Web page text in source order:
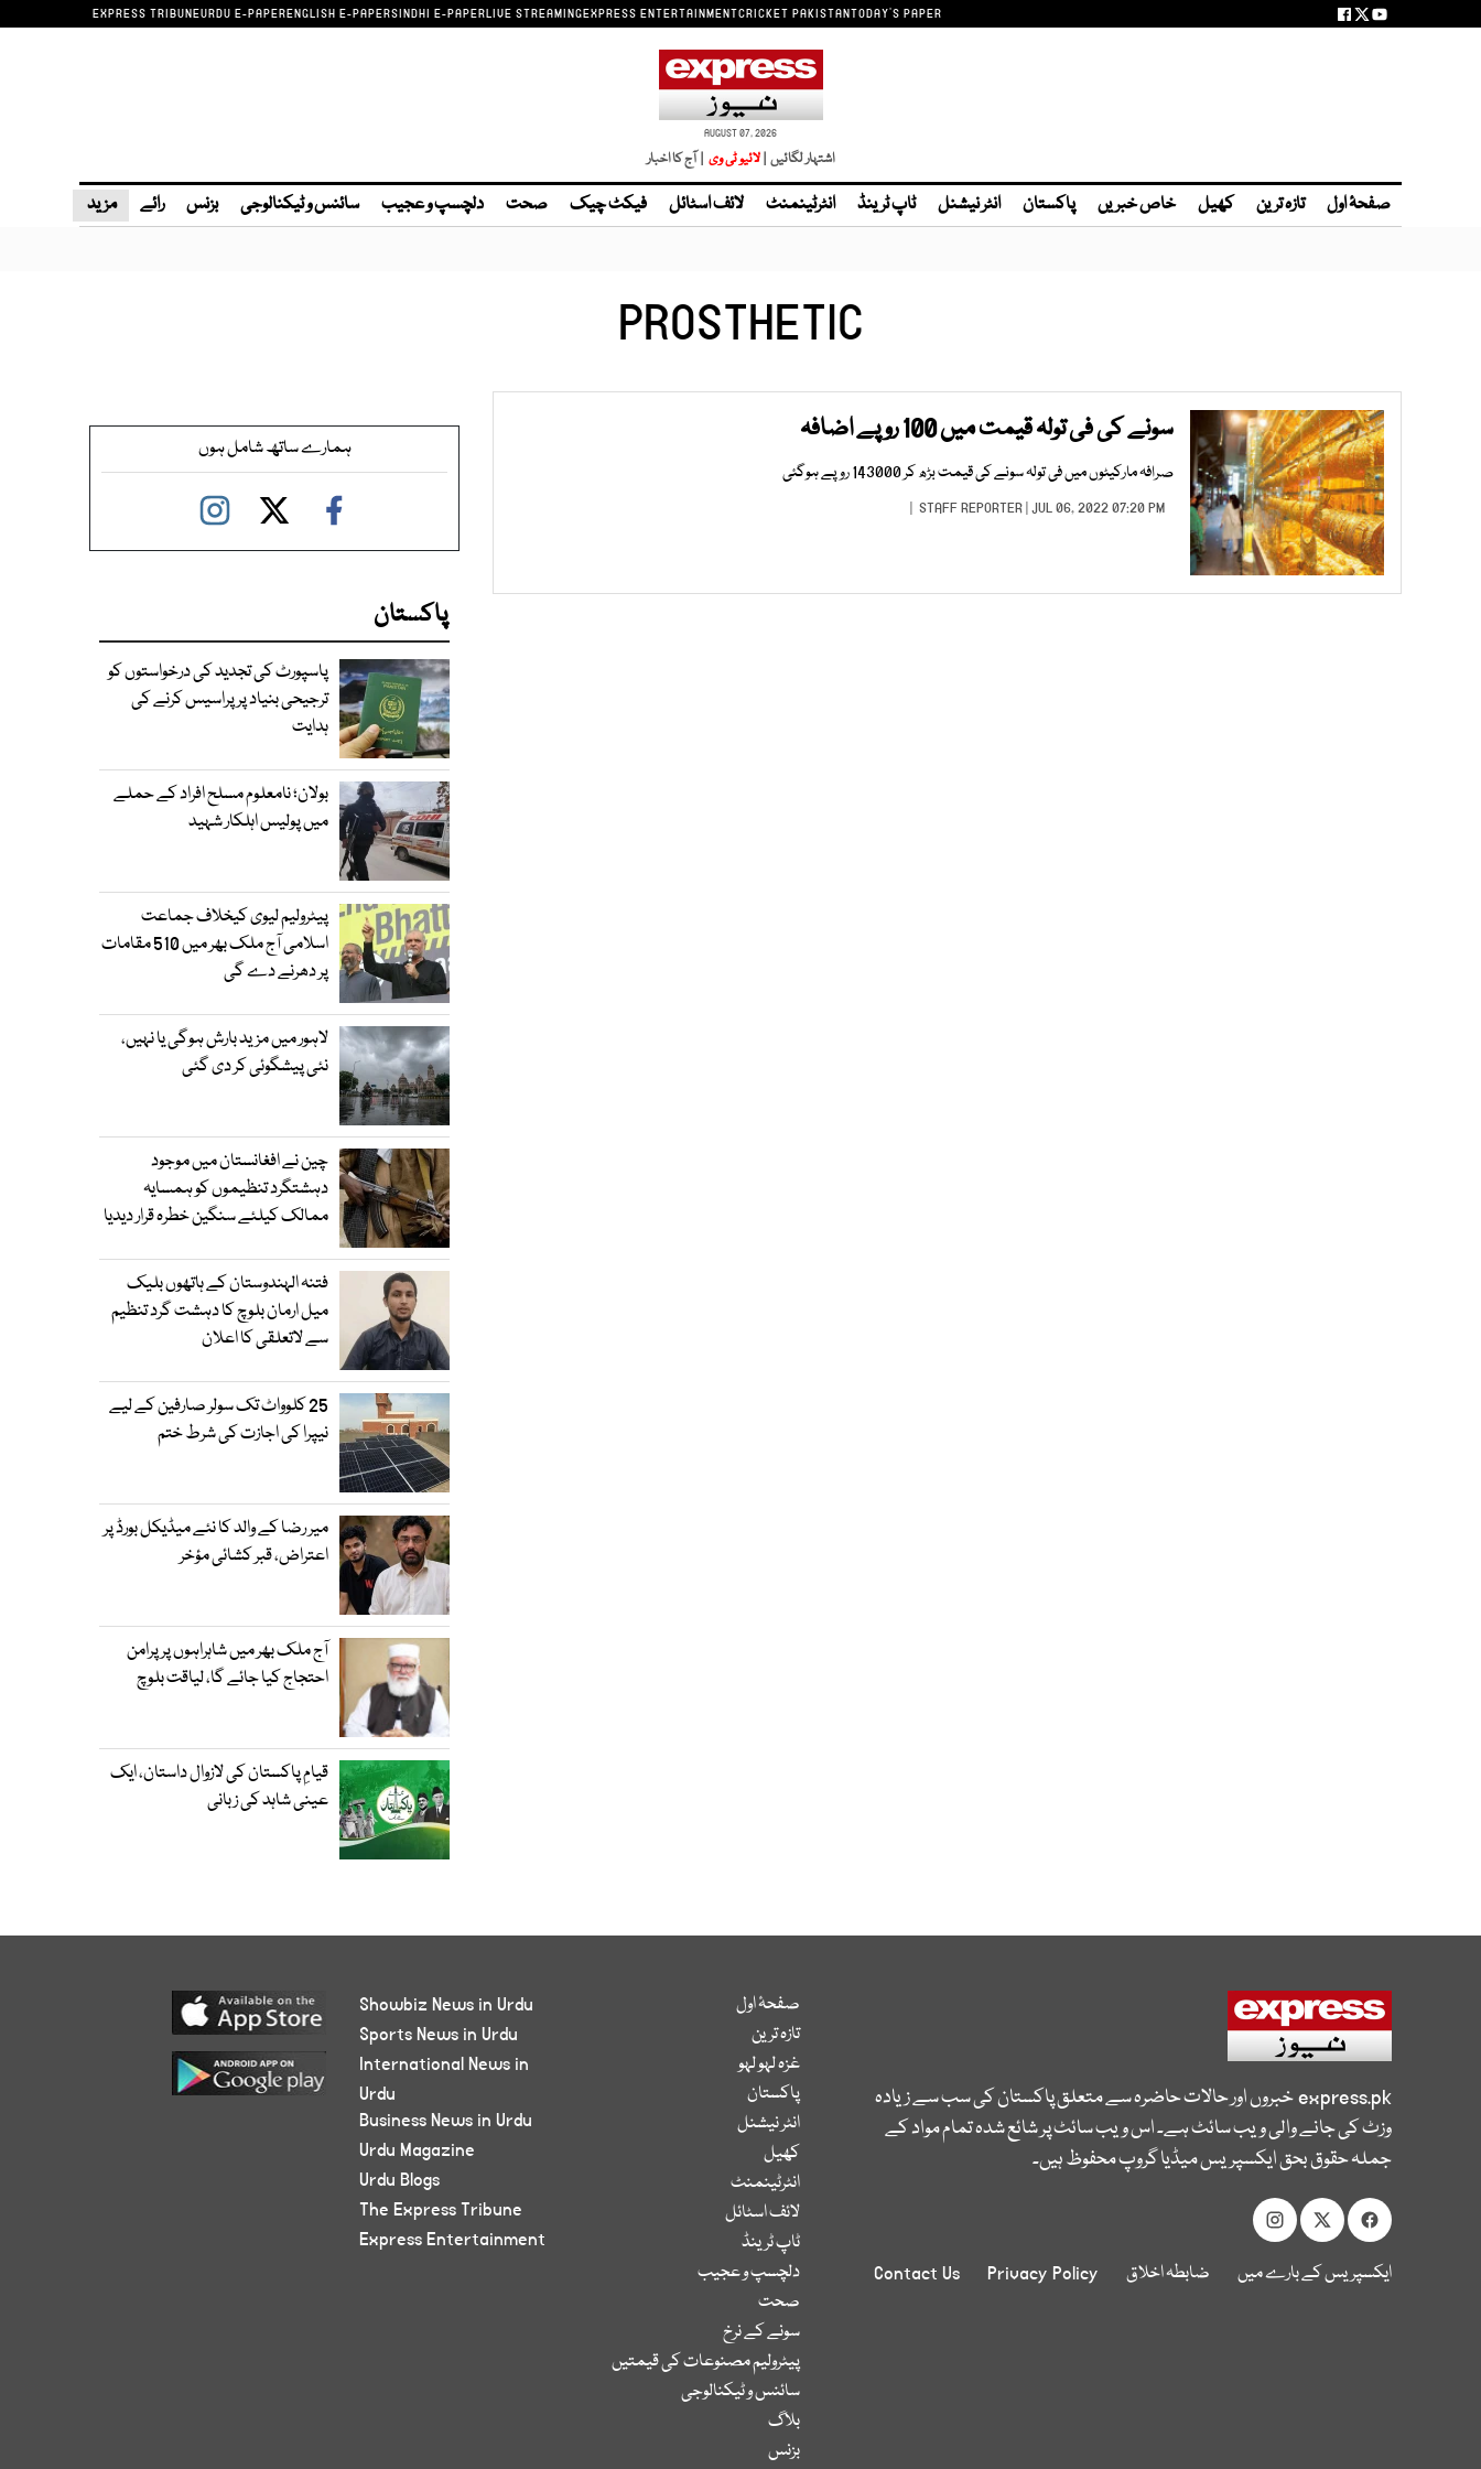
EXPRESS TRIBUNEURDU E-PAPERENGLISH E-PAPERSINDHI E-PAPERLIVE STREAMINGEXPRESS ENTERTAINMENTCRICKET PAKISTANTODAY'S PAPER
AUGUST 07, 2026
اشتہار لگائیں | | آج کا اخبار
صفحۂ اول تازہ ترین کھیل خاص خبریں پاکستان انٹر نیشنل ٹاپ ٹرینڈ انٹرٹینمنٹ لائف اسٹائل فیکٹ چیک صحت دلچسپ و عجیب سائنس و ٹیکنالوجی بزنس رائے مزید
PROSTHETIC
سونے کی فی تولہ قیمت میں 100 روپے اضافہ
صرافہ مارکیٹوں میں فی تولہ سونے کی قیمت بڑھ کر 143000 روپے ہوگئی
STAFF REPORTER| JUL 06, 2022 07:20 PM |
ہمارے ساتھ شامل ہوں
پاکستان
پاسپورٹ کی تجدید کی درخواستوں کو
ترجیحی بنیاد پر پراسیس کرنے کی
ہدایت
بولان؛ نامعلوم مسلح افراد کے حملے
میں پولیس اہلکار شہید
پیٹرولیم لیوی کیخلاف جماعت
اسلامی آج ملک بھر میں 510 مقامات
پر دھرنے دے گی
لاہور میں مزید بارش ہوگی یا نہیں،
نئی پیشگوئی کر دی گئی
چین نے افغانستان میں موجود
دہشتگرد تنظیموں کو ہمسایہ
ممالک کیلئے سنگین خطرہ قرار دیدیا
فتنہ الہندوستان کے ہاتھوں بلیک
میل ارمان بلوچ کا دہشت گرد تنظیم
سے لاتعلقی کا اعلان
25 کلوواٹ تک سولر صارفین کے لیے
نیپرا کی اجازت کی شرط ختم
میر رضا کے والد کا نئے میڈیکل بورڈ پر
اعتراض، قبر کشائی مؤخر
آج ملک بھر میں شاہراہوں پر پرامن
احتجاج کیا جائے گا، لیاقت بلوچ
قیامِ پاکستان کی لازوال داستان، ایک
عینی شاہد کی زبانی
express.pkخبروں اور حالات حاضرہ سے متعلق پاکستان کی سب سے زیادہ
وزٹ کی جانے والی ویب سائٹ ہے۔ اس ویب سائٹ پر شائع شدہ تمام مواد کے
جملہ حقوق بحق ایکسپریس میڈیا گروپ محفوظ ہیں۔
ایکسپریس کے بارے میں ضابطہ اخلاق Privacy Policy
Contact Us
صفحۂ اول
تازہ ترین
غزہ لہو لہو
پاکستان
انٹر نیشنل
کھیل
انٹرٹینمنٹ
لائف اسٹائل
ٹاپ ٹرینڈ
دلچسپ و عجیب
صحت
سونے کے نرخ
پیٹرولیم مصنوعات کی قیمتیں
سائنس و ٹیکنالوجی
بلاگ
بزنس
Showbiz News in Urdu
Sports News in Urdu
International News in
Urdu
Business News in Urdu
Urdu Magazine
Urdu Blogs
The Express Tribune
Express Entertainment